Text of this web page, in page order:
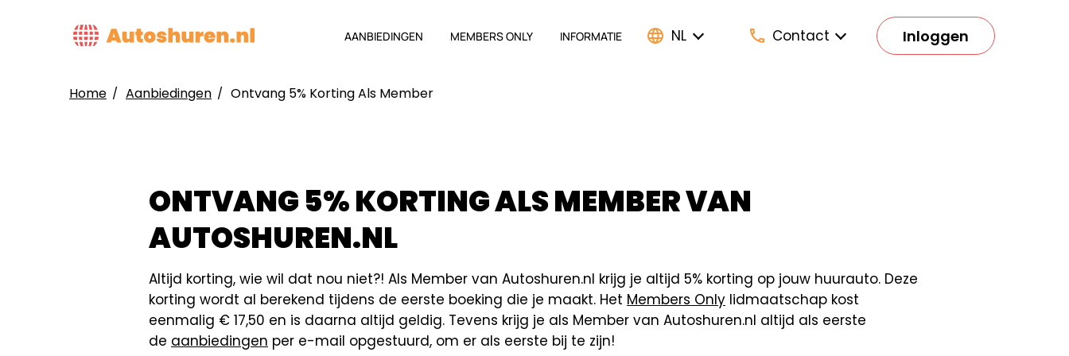
AANBIEDINGEN MEMBERS ONLY INFORMATIE NL Contact Inloggen
KRUIMELPAD
Home Aanbiedingen Ontvang 5% Korting Als Member
ONTVANG 5% KORTING ALS MEMBER VAN
AUTOSHUREN.NL
Altijd korting, wie wil dat nou niet?! Als Member van Autoshuren.nl krijg je altijd 5% korting op jouw huurauto. Deze
korting wordt al berekend tijdens de eerste boeking die je maakt. Het Members Only lidmaatschap kost
eenmalig € 17,50 en is daarna altijd geldig. Tevens krijg je als Member van Autoshuren.nl altijd als eerste
de aanbiedingen per e-mail opgestuurd, om er als eerste bij te zijn!